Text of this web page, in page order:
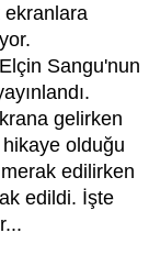
ekranlara
Sangu'nun
gelirken
olduğu
edilirken
edildi. İşte